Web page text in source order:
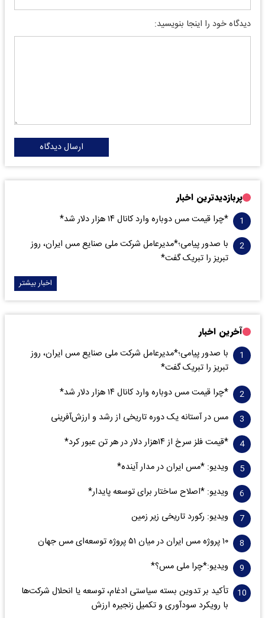
دیدگاه خود را اینجا بنویسید:
ارسال دیدگاه
پربازدیدترین اخبار
*چرا قیمت مس دوباره وارد کانال ۱۴ هزار دلار شد*
با صدور پیامی؛*مدیرعامل شرکت ملی صنایع مس ایران، روز
تبریز را تبریک گفت*
اخبار بیشتر
آخرین اخبار
با صدور پیامی؛*مدیرعامل شرکت ملی صنایع مس ایران، روز
تبریز را تبریک گفت*
*چرا قیمت مس دوباره وارد کانال ۱۴ هزار دلار شد*
مس در آستانه یک دوره تاریخی از رشد و ارزش‌آفرینی
*قیمت فلز سرخ از ۱۴هزار دلار در هر تن عبور کرد*
ویدیو: *مس ایران در مدار آینده*
ویدیو: *اصلاح ساختار برای توسعه پایدار*
ویدیو: رکورد تاریخی زیر زمین
۱۰ پروژه مس ایران در میان ۵۱ پروژه توسعه‌ای مس جهان
ویدیو:*چرا ملی مس؟*
تأکید بر تدوین بسته سیاستی ادغام، توسعه یا انحلال شرکت‌ها
با رویکرد سودآوری و تکمیل زنجیره ارزش